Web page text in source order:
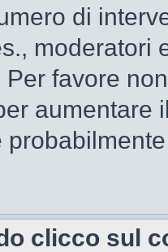
di
moderatori
favore
aumentare
clicco sul